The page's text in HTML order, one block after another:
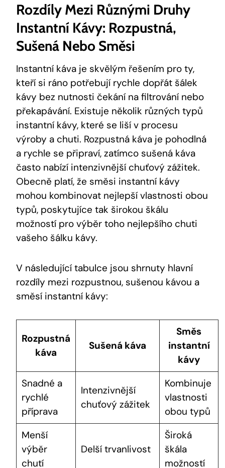
Rozdíly Mezi Různými Druhy
Instantní Kávy: Rozpustná,
Sušená Nebo Směsi
Instantní káva je skvělým řešením pro ty,
kteří si ráno potřebují rychle dopřát šálek
kávy bez nutnosti čekání na filtrování nebo
překapávání. Existuje několik různých typů
instantní kávy, které se liší v procesu
výroby a chuti. Rozpustná káva je pohodlná
a rychle se připraví, zatímco sušená káva
často nabízí intenzivnější chuťový zážitek.
Obecně platí, že směsi instantní kávy
mohou kombinovat nejlepší vlastnosti obou
typů, poskytujíce tak širokou škálu
možností pro výběr toho nejlepšího chuti
vašeho šálku kávy.
V následující tabulce jsou shrnuty hlavní
rozdíly mezi rozpustnou, sušenou kávou a
směsí instantní kávy:
Rozpustná
káva
Sušená káva
Směs
instantní
kávy
Snadné a
rychlé
příprava
Intenzivnější
chuťový zážitek
Kombinuje
vlastnosti
obou typů
Menší
výběr
chutí
Delší trvanlivost
Široká
škála
možností